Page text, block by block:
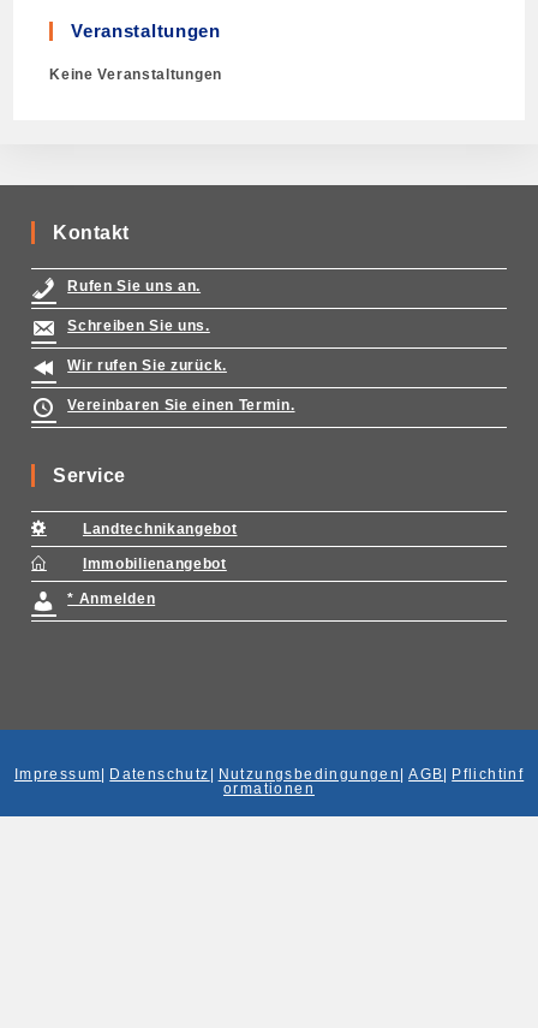
Veranstaltungen
Keine Veranstaltungen
Kontakt
Rufen Sie uns an.
Schreiben Sie uns.
Wir rufen Sie zurück.
Vereinbaren Sie einen Termin.
Service
Landtechnikangebot
Immobilienangebot
* Anmelden
Impressum Datenschutz Nutzungsbedingungen |AGB
Pflichtinf
ormationen